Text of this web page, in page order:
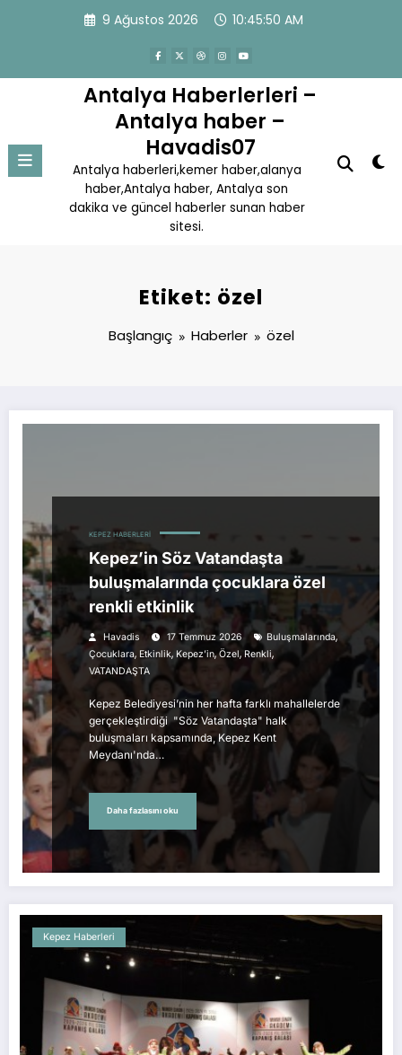
9 Ağustos 2026 10:45:51 AM
Antalya Haberlerleri –
Antalya haber –
Havadis07
Antalya haberleri,kemer haber,alanya
haber,Antalya haber, Antalya son
dakika ve güncel haberler sunan haber
sitesi.
Etiket: özel
Başlangıç Haberler özel
KEPEZ HABERLERI
Kepez’in Söz Vatandaşta
buluşmalarında çocuklara özel
renkli etkinlik
Havadis 17 Temmuz 2026 Buluşmalarında,
Çocuklara, Etkinlik, Kepez’in,Özel, Renkli,
VATANDAŞTA
Kepez Belediyesi’nin her hafta farklı mahallelerde
gerçekleştirdiği "Söz Vatandaşta" halk
buluşmaları kapsamında, Kepez Kent
Meydanı'nda…
Daha fazlasını oku
Kepez Haberleri